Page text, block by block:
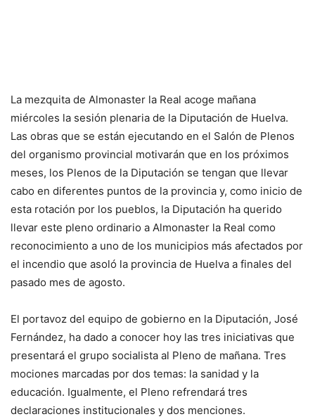
La mezquita de Almonaster la Real acoge mañana
miércoles la sesión plenaria de la Diputación de Huelva.
Las obras que se están ejecutando en el Salón de Plenos
del organismo provincial motivarán que en los próximos
meses, los Plenos de la Diputación se tengan que llevar
cabo en diferentes puntos de la provincia y, como inicio de
esta rotación por los pueblos, la Diputación ha querido
llevar este pleno ordinario a Almonaster la Real como
reconocimiento a uno de los municipios más afectados por
el incendio que asoló la provincia de Huelva a finales del
pasado mes de agosto.
El portavoz del equipo de gobierno en la Diputación, José
Fernández, ha dado a conocer hoy las tres iniciativas que
presentará el grupo socialista al Pleno de mañana. Tres
mociones marcadas por dos temas: la sanidad y la
educación. Igualmente, el Pleno refrendará tres
declaraciones institucionales y dos menciones.